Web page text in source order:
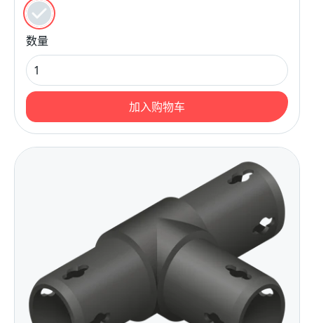
颜色
黑色的
数量
加入购物车